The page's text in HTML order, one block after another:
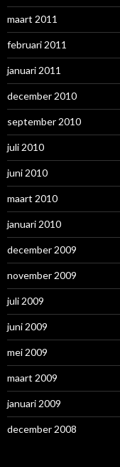
maart 2011
februari 2011
januari 2011
december 2010
september 2010
juli 2010
juni 2010
maart 2010
januari 2010
december 2009
november 2009
juli 2009
juni 2009
mei 2009
maart 2009
januari 2009
december 2008